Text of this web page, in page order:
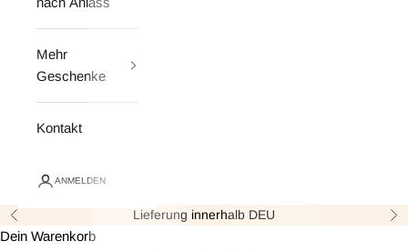
Mehr
Geschenke
Kontakt
ANMELDEN
Zurück Lieferung innerhalb DEU Vor
Dein Warenkorb